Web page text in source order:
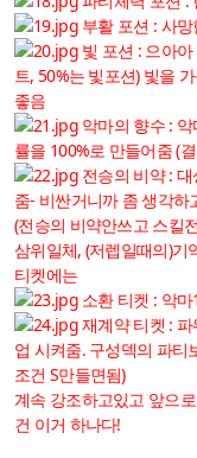
부활 포션 : 사망
빛 포션 : 으아아
트, 50%는 빛포션) 빛을
좋음
악마의 향수 : 악
률을 100%로 만들어줌 (
전승의 비약 : 대
줌- 비싼거니까 좀 생각
(전승의 비약안쓰고 스킬
삼위일체, (저렙일때의)기
티켓에는
소환 티켓 : 악마
재계약 티켓 : 파
업 시켜줌. 구성덱의 파티
조건 S만들면됨)
계속 강조하고있고 앞으
건 이거 하나다!